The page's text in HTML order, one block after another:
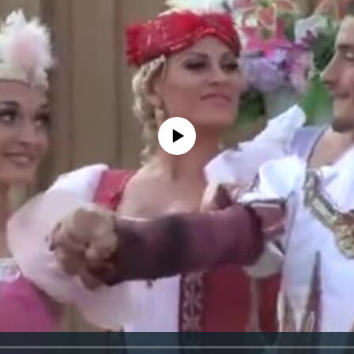
No media source currently available